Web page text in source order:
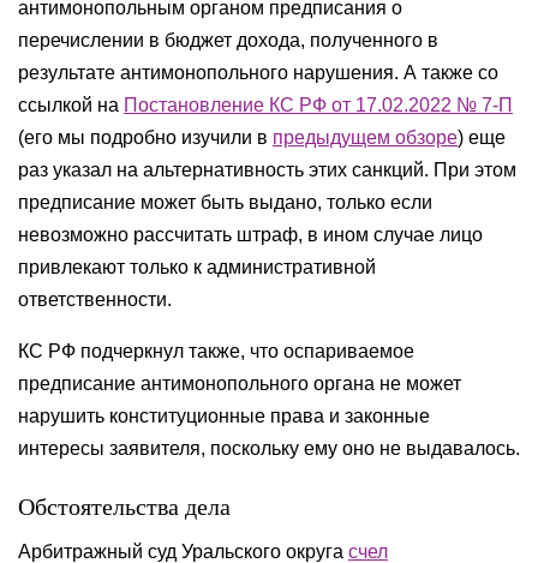
антимонопольным органом предписания о
перечислении в бюджет дохода, полученного в
результате антимонопольного нарушения. А также со
ссылкой на Постановление КС РФ от 17.02.2022 № 7-П
(его мы подробно изучили в предыдущем обзоре) еще
раз указал на альтернативность этих санкций. При этом
предписание может быть выдано, только если
невозможно рассчитать штраф, в ином случае лицо
привлекают только к административной
ответственности.
КС РФ подчеркнул также, что оспариваемое
предписание антимонопольного органа не может
нарушить конституционные права и законные
интересы заявителя, поскольку ему оно не выдавалось.
Обстоятельства дела
Арбитражный суд Уральского округа счел